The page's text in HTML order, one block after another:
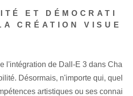
ET DÉMOCRATI
CRÉATION VISUE
l'intégration de Dall-E 3 dans Cha
Désormais, n'importe qui, quel
artistiques ou ses connai